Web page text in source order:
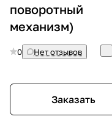
поворотный
механизм)
0 Нет отзывов
Заказать